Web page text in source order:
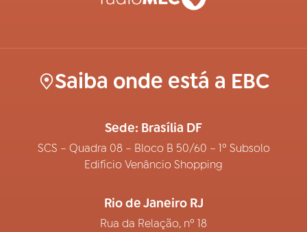
Saiba onde está a EBC
Sede: Brasília DF
SCS – Quadra 08 – Bloco B 50/60 – 1º Subsolo
Edifício Venâncio Shopping
Rio de Janeiro RJ
Rua da Relação, nº 18